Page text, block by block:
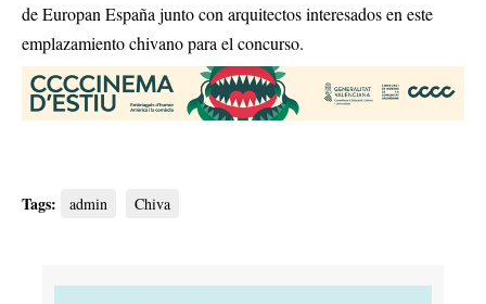
de Europan España junto con arquitectos interesados en este
emplazamiento chivano para el concurso.
Tags: admin Chiva